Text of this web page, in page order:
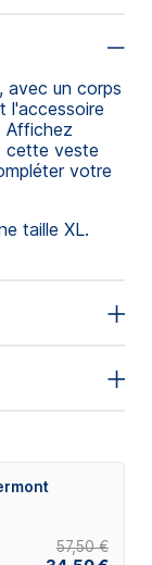
avec un corps
l'accessoire
Affichez
cette veste
votre
taille XL.
57,50 €